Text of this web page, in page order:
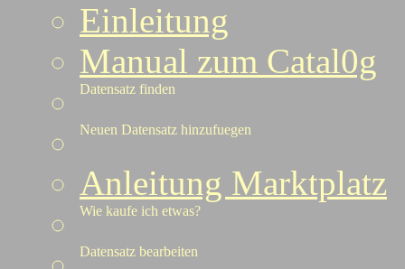
Einleitung
Manual zum Catal0g
Datensatz finden
Neuen Datensatz hinzufuegen
Anleitung Marktplatz
Wie kaufe ich etwas?
Datensatz bearbeiten